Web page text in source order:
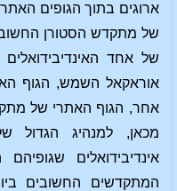
ארוגים בתוך הגופים
של מתקדש הסטורן החשוב
של אחד
אוראקאל השמש, הגוף
אחר, הגוף האתרי של
מכאן, למנהיג
אינדיבידואלים
המתקדשים החשובים